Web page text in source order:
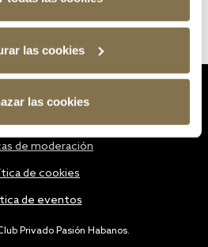
las cookies
las cookies
Privado Pasión Habanos.
de moderación
de cookies
de eventos